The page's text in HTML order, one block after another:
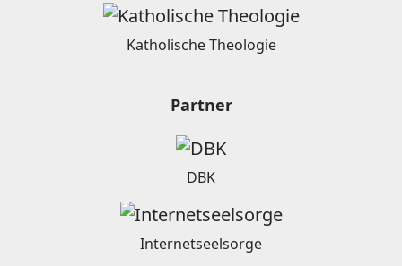
Katholische Theologie
Partner
DBK
Internetseelsorge